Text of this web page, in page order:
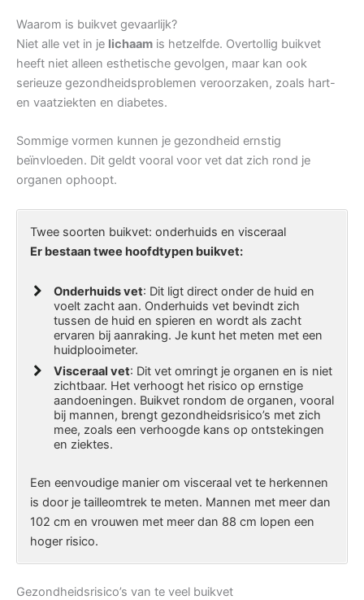
Waarom is buikvet gevaarlijk?
Niet alle vet in je lichaam is hetzelfde. Overtollig buikvet
heeft niet alleen esthetische gevolgen, maar kan ook
serieuze gezondheidsproblemen veroorzaken, zoals hart-
en vaatziekten en diabetes.
Sommige vormen kunnen je gezondheid ernstig
beïnvloeden. Dit geldt vooral voor vet dat zich rond je
organen ophoopt.
Twee soorten buikvet: onderhuids en visceraal
Er bestaan twee hoofdtypen buikvet:
Onderhuids vet: Dit ligt direct onder de huid en
voelt zacht aan. Onderhuids vet bevindt zich
tussen de huid en spieren en wordt als zacht
ervaren bij aanraking. Je kunt het meten met een
huidplooimeter.
Visceraal vet: Dit vet omringt je organen en is niet
zichtbaar. Het verhoogt het risico op ernstige
aandoeningen. Buikvet rondom de organen, vooral
bij mannen, brengt gezondheidsrisico’s met zich
mee, zoals een verhoogde kans op ontstekingen
en ziektes.
Een eenvoudige manier om visceraal vet te herkennen
is door je tailleomtrek te meten. Mannen met meer dan
102 cm en vrouwen met meer dan 88 cm lopen een
hoger risico.
Gezondheidsrisico’s van te veel buikvet